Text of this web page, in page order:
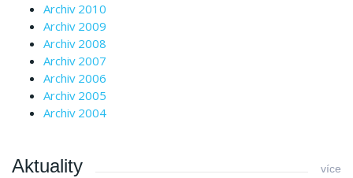
Archiv 2010
Archiv 2009
Archiv 2008
Archiv 2007
Archiv 2006
Archiv 2005
Archiv 2004
Aktuality více